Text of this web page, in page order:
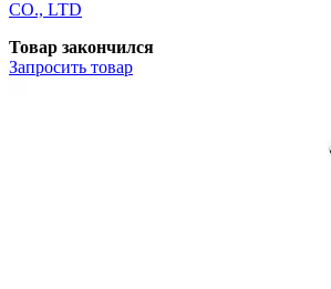
CO., LTD
Товар закончился
Запросить товар